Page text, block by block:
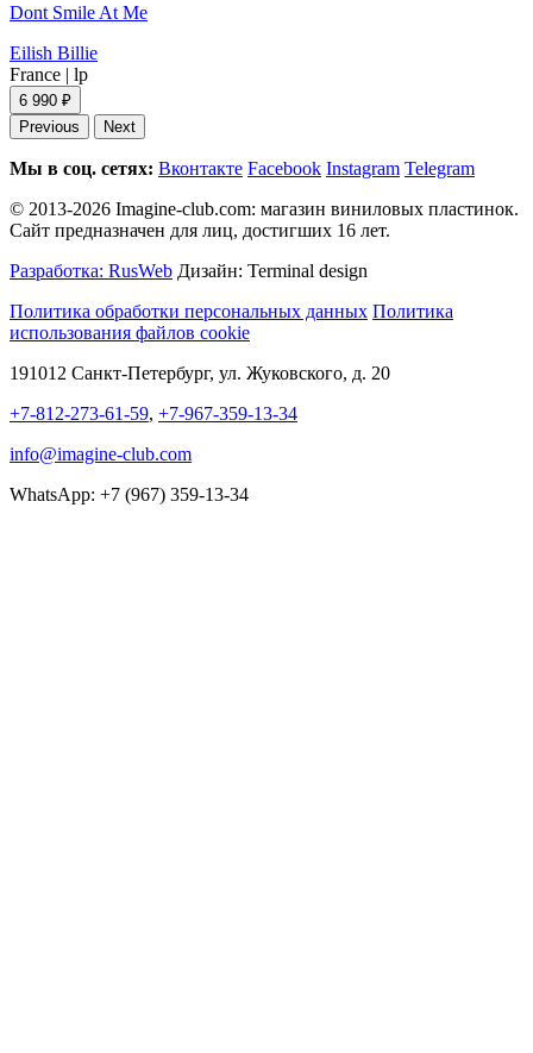
Dont Smile At Me
Eilish Billie
France | lp
6 990 ₽
Previous
Next
Мы в соц. сетях: Вконтакте Facebook Instagram Telegram
© 2013-2026 Imagine-club.com: магазин виниловых пластинок.
Сайт предназначен для лиц, достигших 16 лет.
Разработка: RusWeb Дизайн: Terminal design
Политика обработки персональных данных Политика
использования файлов cookie
191012 Санкт-Петербург, ул. Жуковского, д. 20
+7-812-273-61-59, +7-967-359-13-34
info@imagine-club.com
WhatsApp: +7 (967) 359-13-34